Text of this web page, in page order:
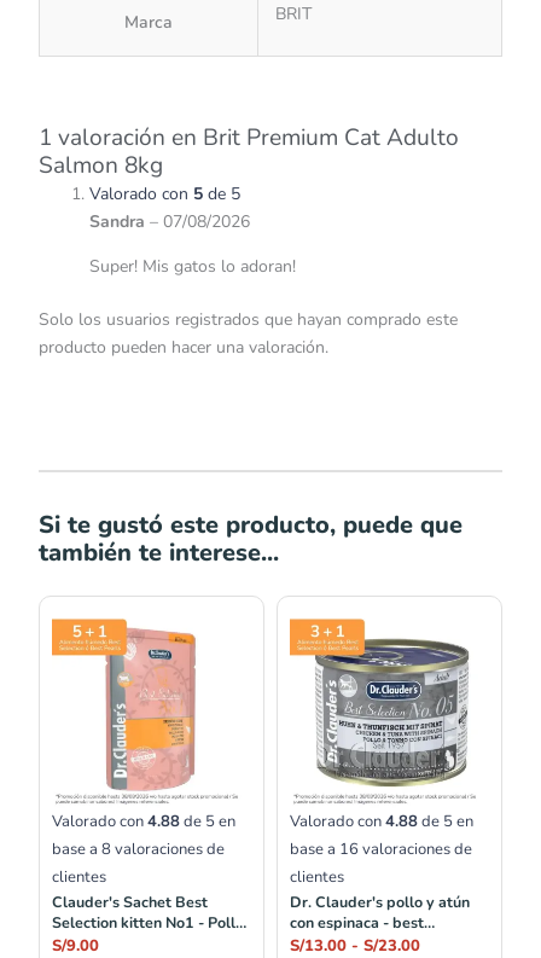
Marca BRIT
1 valoración en Brit Premium Cat Adulto
Salmon 8kg
Valorado con 5 de 5
Sandra – 07/08/2026
Super! Mis gatos lo adoran!
Solo los usuarios registrados que hayan comprado este
producto pueden hacer una valoración.
Si te gustó este producto, puede que
también te interese...
Valorado con4.88de 5 en
base a 8valoraciones de
clientes
Clauder's Sachet Best
Selection kitten No1 - Pollo
Fino
S/9.00
Valorado con4.88de 5 en
base a 16 valoraciones de
clientes
Dr. Clauder's pollo y atún
con espinaca - best
selection no.05
S/13.00 - S/23.00
de
precios:
desde
S/13.00
hasta
S/23.00